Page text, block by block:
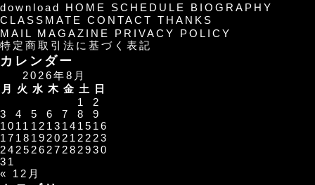
download
HOME SCHEDULE
BIOGRAPHY
CLASSMATE
CONTACT THANKS
MAIL MAGAZINE
PRIVACY POLICY
特定商取引法に基づく表記
カレンダー
2026年8月
月
火 水 木 金 土
日
1
2
3
4 5 6 7 8
9
10 11 12 13 14 15 16
17 18 19 20 21 22 23
24 25 26 27 28 2930
31
« 12月